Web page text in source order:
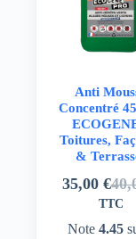
Anti
Concentré
Toitures,
&
Le
prix
35,00 €Le
prix
TTC
Note 4.45